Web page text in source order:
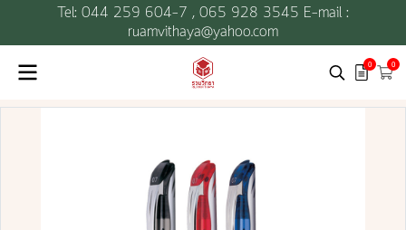
Tel: 044 259 604-7 , 065 928 3545 E-mail :
ruamvithaya@yahoo.com
0 0